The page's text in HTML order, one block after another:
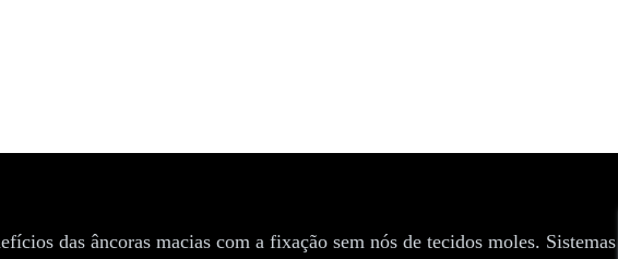
nós FiberTak® — SLAP
das âncoras macias com a fixação sem nós de tecidos moles.